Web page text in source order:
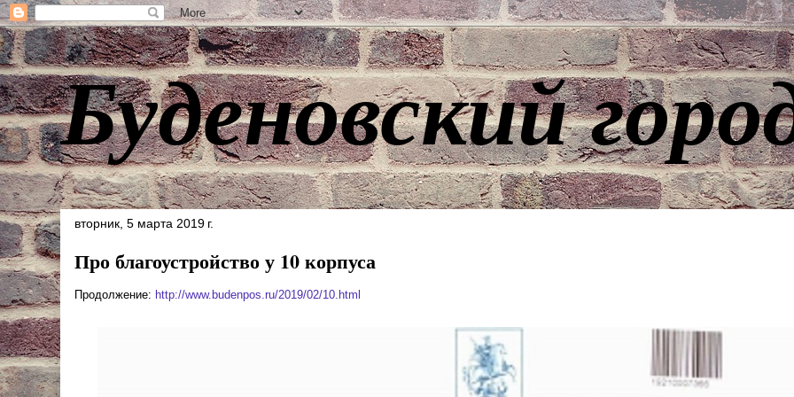
Буденовский
вторник, 5 марта 2019 г.
Про благоустройство у 10 корпуса
Продолжение: http://www.budenpos.ru/2019/02/10.html